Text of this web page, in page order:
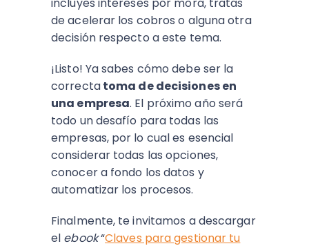
de acelerar los cobros o alguna otra
decisión respecto a este tema.
¡Listo! Ya sabes cómo debe ser la
correctatoma de decisiones en
una empresa. El próximo año será
todo un desafío para todas las
empresas, por lo cual es esencial
considerar todas las opciones,
conocer a fondo los datos y
automatizar los procesos.
Finalmente, te invitamos a descargar
el ebook“Claves para gestionar tu